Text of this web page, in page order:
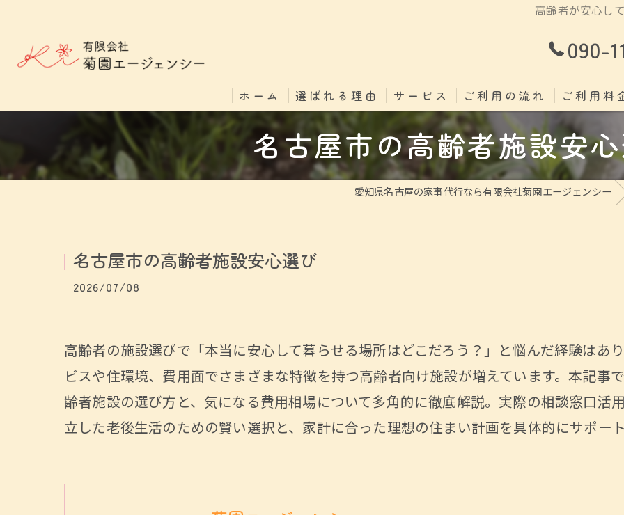
高齢者が安心し
090-
ホーム 選ばれる理由 サービス ご利用の流れ ご利用料
名古屋市の高齢者施設安
愛知県名古屋の家事代行なら有限会社菊園エージェンシー
名古屋市の高齢者施設安心選び
2026/07/08
高齢者の施設選びで「本当に安心して暮らせる場所はどこだろう？」と悩んだ経験はあ
ビスや住環境、費用面でさまざまな特徴を持つ高齢者向け施設が増えています。本記事
齢者施設の選び方と、気になる費用相場について多角的に徹底解説。実際の相談窓口活
立した老後生活のための賢い選択と、家計に合った理想の住まい計画を具体的にサポー